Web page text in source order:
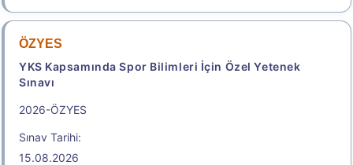
ÖZYES
YKS Kapsamında Spor Bilimleri İçin Özel Yetenek
Sınavı
2026-ÖZYES
Sınav Tarihi:
15.08.2026